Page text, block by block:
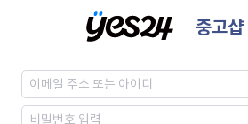
중고샵